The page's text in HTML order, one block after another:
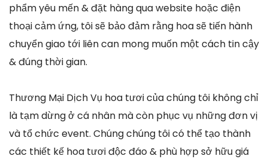
phẩm yêu mến & đặt hàng qua website hoặc điện
thoại cảm ứng, tôi sẽ bảo đảm rằng hoa sẽ tiến hành
chuyển giao tới liên can mong muốn một cách tin cậy
& đúng thời gian.
Thương Mại Dịch Vụ hoa tươi của chúng tôi không chỉ
là tạm dừng ở cá nhân mà còn phục vụ những đơn vị
và tổ chức event. Chúng chúng tôi có thể tạo thành
các thiết kế hoa tươi độc đáo & phù hợp sở hữu giá